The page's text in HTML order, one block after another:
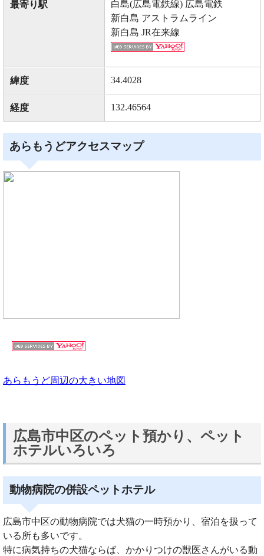
最寄り駅
白島(広島電鉄線) 広島電鉄
新白島 アストラムライン
新白島 JR在来線
緯度 34.4028
経度 132.46564
あらもうどアクセスマップ
あらもうど周辺の大きい地図
広島市中区のペット預かり、ペット
ホテルいろいろ
動物病院の併設ペットホテル
広島市中区の動物病院では犬猫の一時預かり、宿泊を扱って
いる所も多いです。
特に病気持ちの犬猫ならば、かかりつけの獣医さんがいる動